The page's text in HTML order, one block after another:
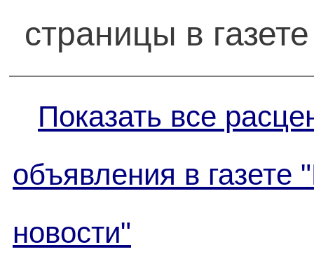
страницы в газете
Показать все
объявления в газете
новости"